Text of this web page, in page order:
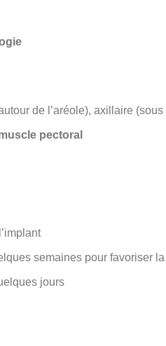
de l’aréole), axillaire
pectoral
semaines pour favoriser
jours